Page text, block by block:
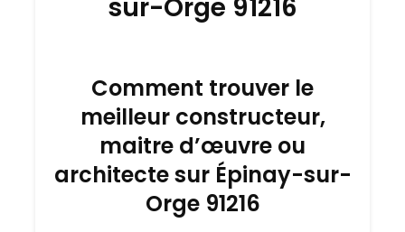
sur-Orge 91216
Comment trouver le
meilleur constructeur,
maitre d’œuvre ou
architecte sur Épinay-sur-
Orge 91216